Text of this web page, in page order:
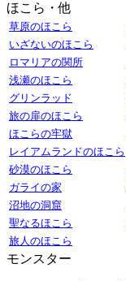
ほこら・他
草原のほこら
いざないのほこら
ロマリアの関所
浅瀬のほこら
グリンラッド
旅の扉のほこら
ほこらの牢獄
レイアムランドのほこら
砂漠のほこら
ガライの家
沼地の洞窟
聖なるほこら
旅人のほこら
モンスター